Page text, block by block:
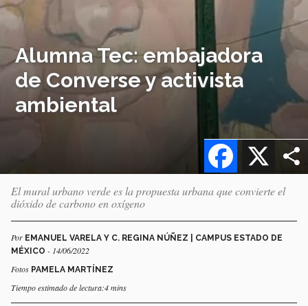
Alumna Tec: embajadora
de Converse y activista
ambiental
X
Facebook
El mural urbano verde es la propuesta urbana que convierte el
dióxido de carbono en oxígeno
Por EMANUEL VARELA Y C. REGINA NÚÑEZ | CAMPUS ESTADO DE
MÉXICO - 14/06/2022
Fotos PAMELA MARTÍNEZ
Tiempo estimado de lectura:4 mins